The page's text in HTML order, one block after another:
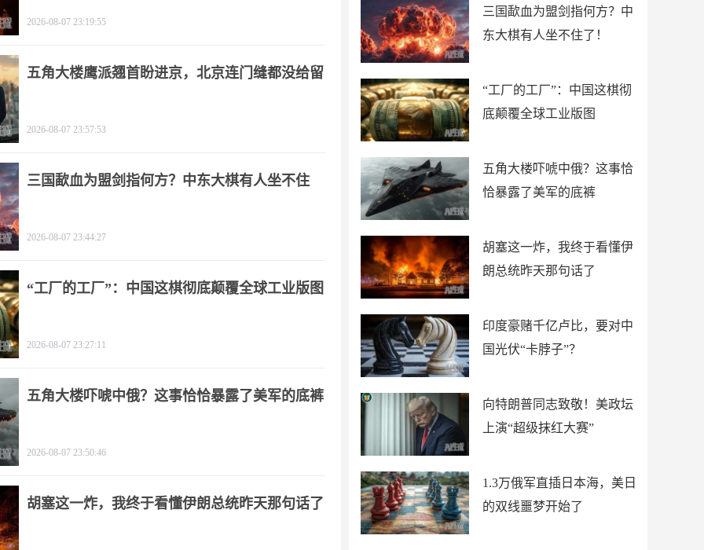
三国歃血为盟剑指何方？中
东大棋有人坐不住了！
“工厂的工厂”：中国这棋彻
底颠覆全球工业版图
五角大楼吓唬中俄？这事恰
恰暴露了美军的底裤
胡塞这一炸，我终于看懂伊
朗总统昨天那句话了
印度豪赌千亿卢比，要对中
国光伏“卡脖子”？
向特朗普同志致敬！美政坛
上演“超级抹红大赛”
1.3万俄军直插日本海，美日
的双线噩梦开始了
2026-08-07 23:19:55
五角大楼鹰派翘首盼进京，北京连门缝都没给留
2026-08-07 23:57:53
三国歃血为盟剑指何方？中东大棋有人坐不住
2026-08-07 23:44:27
“工厂的工厂”：中国这棋彻底颠覆全球工业版图
2026-08-07 23:27:11
五角大楼吓唬中俄？这事恰恰暴露了美军的底裤
2026-08-07 23:50:46
胡塞这一炸，我终于看懂伊朗总统昨天那句话了